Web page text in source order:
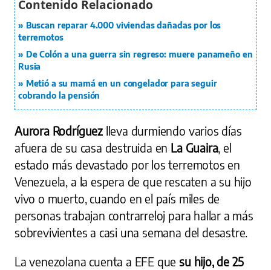
Buscan reparar 4.000 viviendas dañadas por los
terremotos
De Colón a una guerra sin regreso: muere panameño en
Rusia
Metió a su mamá en un congelador para seguir
cobrando la pensión
Aurora Rodríguezlleva durmiendo varios días
afuera de su casa destruida en La Guaira, el
estado más devastado por los terremotos en
Venezuela, a la espera de que rescaten a su hijo
vivo o muerto, cuando en el país miles de
personas trabajan contrarreloj para hallar a más
sobrevivientes a casi una semana del desastre.
La venezolana cuenta a EFE que su hijo, de 25